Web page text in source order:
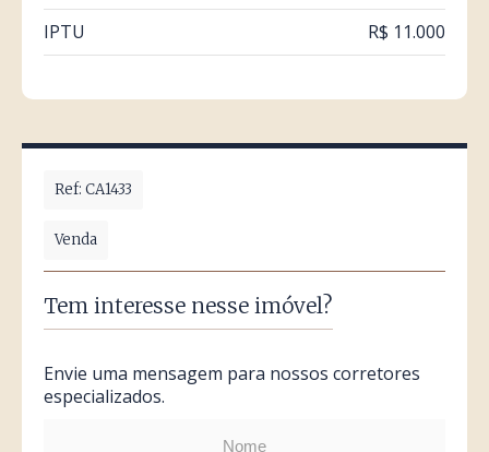
IPTU
R$ 11.000
Ref: CA1433
Venda
Tem interesse nesse imóvel?
Envie uma mensagem para nossos corretores
especializados.